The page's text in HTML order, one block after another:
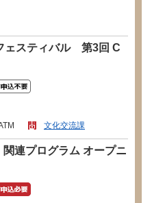
ェスティバル 第3回 C
文化交流課
連プログラム オープニ